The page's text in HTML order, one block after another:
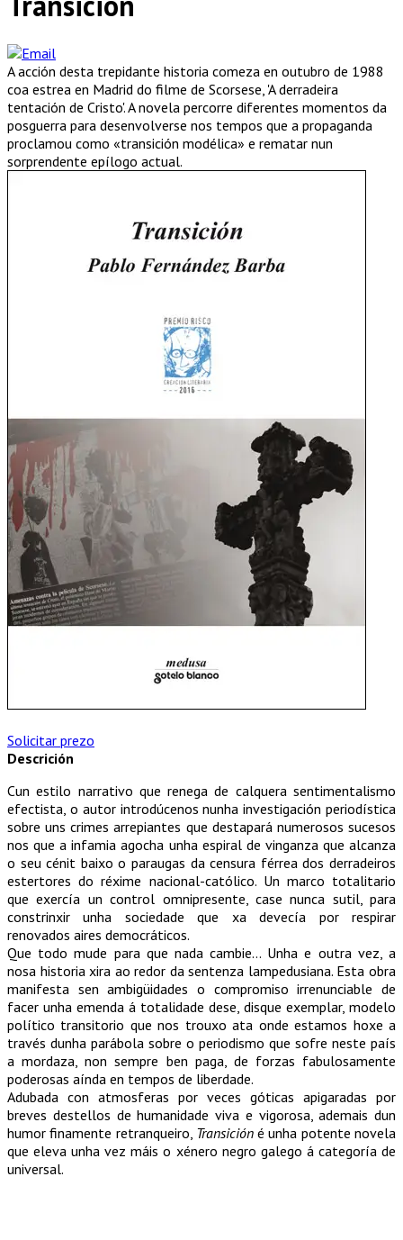
A acción desta trepidante historia comeza en outubro de 1988
coa estrea en Madrid do filme de Scorsese, 'A derradeira
tentación de Cristo'. A novela percorre diferentes momentos da
posguerra para desenvolverse nos tempos que a propaganda
proclamou como «transición modélica» e rematar nun
sorprendente epílogo actual.
Solicitar prezo
Descrición
Cun estilo narrativo que renega de calquera sentimentalismo
efectista, o autor introdúcenos nunha investigación periodística
sobre uns crimes arrepiantes que destapará numerosos sucesos
nos que a infamia agocha unha espiral de vinganza que alcanza
o seu cénit baixo o paraugas da censura férrea dos derradeiros
estertores do réxime nacional-católico. Un marco totalitario
que exercía un control omnipresente, case nunca sutil, para
constrinxir unha sociedade que xa devecía por respirar
renovados aires democráticos.
Que todo mude para que nada cambie… Unha e outra vez, a
nosa historia xira ao redor da sentenza lampedusiana. Esta obra
manifesta sen ambigüidades o compromiso irrenunciable de
facer unha emenda á totalidade dese, disque exemplar, modelo
político transitorio que nos trouxo ata onde estamos hoxe a
través dunha parábola sobre o periodismo que sofre neste país
a mordaza, non sempre ben paga, de forzas fabulosamente
poderosas aínda en tempos de liberdade.
Adubada con atmosferas por veces góticas apigaradas por
breves destellos de humanidade viva e vigorosa, ademais dun
humor finamente retranqueiro, Transicióné unha potente novela
que eleva unha vez máis o xénero negro galego á categoría de
universal.